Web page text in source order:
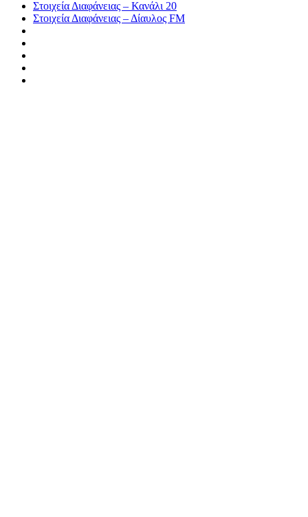
Στοιχεία Διαφάνειας – Κανάλι 20
Στοιχεία Διαφάνειας – Δίαυλος FM